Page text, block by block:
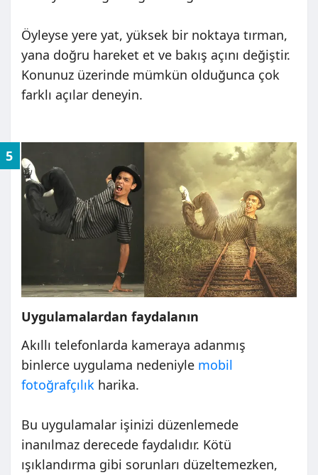
Öyleyse yere yat, yüksek bir noktaya tırman,
yana doğru hareket et ve bakış açını değiştir.
Konunuz üzerinde mümkün olduğunca çok
farklı açılar deneyin.
5
Uygulamalardan faydalanın
Akıllı telefonlarda kameraya adanmış
binlerce uygulama nedeniyle mobil
fotoğrafçılık harika.
Bu uygulamalar işinizi düzenlemede
inanılmaz derecede faydalıdır. Kötü
ışıklandırma gibi sorunları düzeltemezken,